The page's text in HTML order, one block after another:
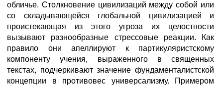
обличье. Столкновение цивилизаций между собой или
со складывающейся глобальной цивилизацией и
проистекающая из этого угроза их целостности
вызывают разнообразные стрессовые реакции. Как
правило они апеллируют к партикуляристскому
компоненту учения, выраженного в священных
текстах, подчеркивают значение фундаменталистской
концепции в противовес универсализму. Примером